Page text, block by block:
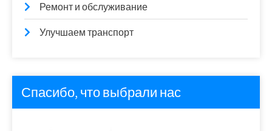
Ремонт и обслуживание
Улучшаем транспорт
Спасибо, что выбрали нас